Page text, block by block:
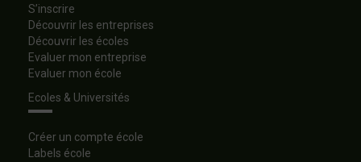
S’inscrire
Découvrir les entreprises
Découvrir les écoles
Evaluer mon entreprise
Evaluer mon école
Ecoles & Universités
Créer un compte école
Labels école